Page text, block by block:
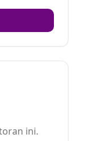
ini.